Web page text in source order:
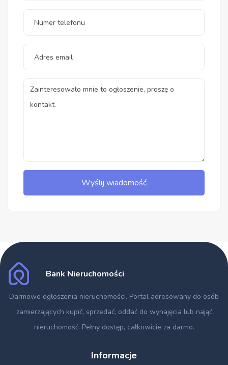
Wyślij wiadomość
Bank Nieruchomości
Darmowe ogłoszenia nieruchomości. Portal adresowany do osób
zamierzających kupić, sprzedać, oddać do wynajęcia lub nająć
nieruchomość. Pełny dostęp, całkowicie za darmo.
Informacje